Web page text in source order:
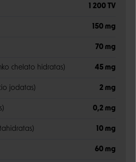
1 200 TV
150 mg
70 mg
chelato hidratas) 45 mg
jodatas) 2 mg
0,2 mg
10 mg
60 mg